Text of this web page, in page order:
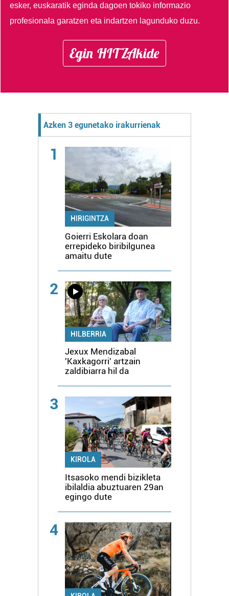
esker, euskaratik eginda dagoen tokiko informazio
profesionala garatzen eta indartzen lagunduko duzu.
Egin HITZAkide
Azken 3 egunetako irakurrienak
1
HIRIGINTZA
Goierri Eskolara doan
errepideko biribilgunea
amaitu dute
2
HILBERRIA
Jexux Mendizabal
'Kaxkagorri' artzain
zaldibiarra hil da
3
KIROLA
Itsasoko mendi bizikleta
ibilaldia abuztuaren 29an
egingo dute
4